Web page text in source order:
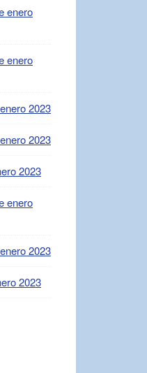
enero
enero
2023
2023
2023
enero
2023
2023